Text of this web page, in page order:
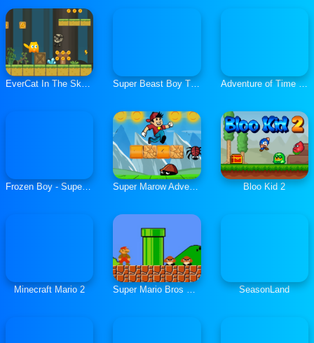
EverCat In The Skeleton World Super Beast Boy Titans Go Adventure of Time Finn
Frozen Boy - Super Run Super Marow Adventure Bloo Kid 2
Minecraft Mario 2 Super Mario Bros HTML5 SeasonLand